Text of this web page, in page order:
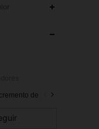
de seguidores de